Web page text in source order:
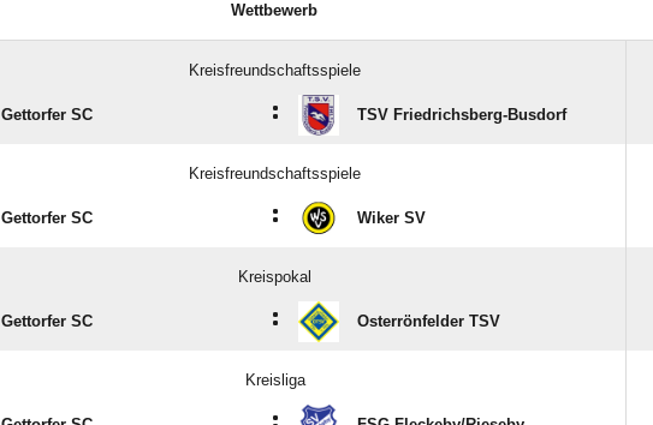
Wettbewerb
Kreisfreundschaftsspiele
Gettorfer SC : TSV Friedrichsberg-Busdorf
Kreisfreundschaftsspiele
Gettorfer SC : Wiker SV
Kreispokal
Gettorfer SC : Osterrönfelder TSV
Kreisliga